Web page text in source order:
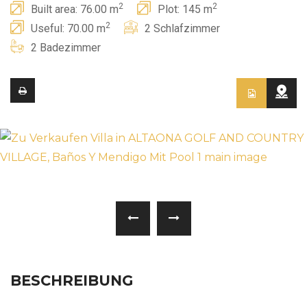
Built area: 76.00 m2 Plot: 145 m2
Useful: 70.00 m2
2 Schlafzimmer
2 Badezimmer
BESCHREIBUNG